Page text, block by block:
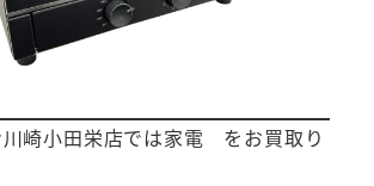
崎小田栄店では家電 をお買取り